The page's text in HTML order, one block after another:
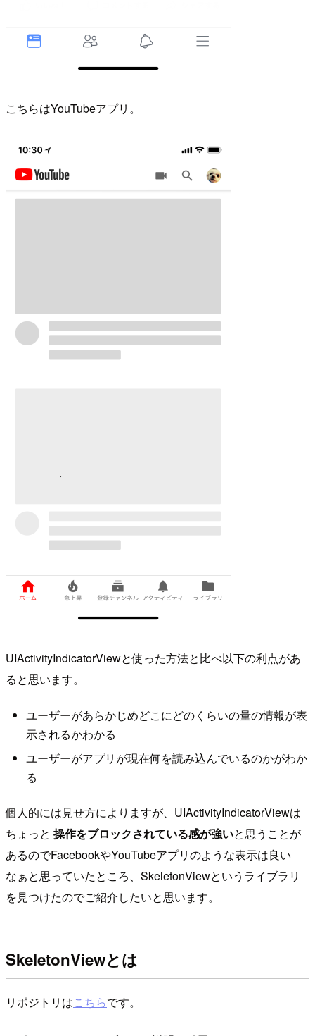
こちらはYouTubeアプリ。
UIActivityIndicatorViewと使った方法と比べ以下の利点があ
ると思います。
ユーザーがあらかじめどこにどのくらいの量の情報が表
示されるかわかる
ユーザーがアプリが現在何を読み込んでいるのかがわか
る
個人的には見せ方によりますが、UIActivityIndicatorViewは
ちょっと 操作をブロックされている感が強いと思うことが
あるのでFacebookやYouTubeアプリのような表示は良い
なぁと思っていたところ、SkeletonViewというライブラリ
を見つけたのでご紹介したいと思います。
SkeletonViewとは
リポジトリはこちらです。